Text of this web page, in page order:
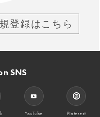
登録はこちら
SNS
YouTube Pinterest